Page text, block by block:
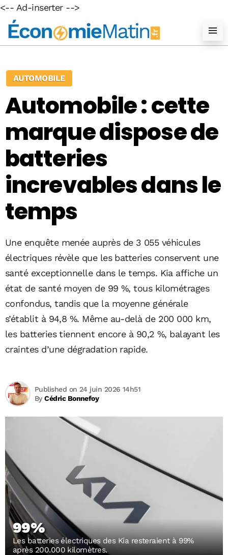
<-- Ad-inserter -->
AUTOMOBILE
Automobile : cette
marque dispose de
batteries
increvables dans le
temps
Une enquête menée auprès de 3 055 véhicules
électriques révèle que les batteries conservent une
santé exceptionnelle dans le temps. Kia affiche un
état de santé moyen de 99 %, tous kilométrages
confondus, tandis que la moyenne générale
s’établit à 94,8 %. Même au-delà de 200 000 km,
les batteries tiennent encore à 90,2 %, balayant les
craintes d’une dégradation rapide.
ByCédric Bonnefoy
Published on 24 juin 2026 14h51
99%
Les batteries électriques des Kia resteraient à 99%
après 200.000 kilomètres.